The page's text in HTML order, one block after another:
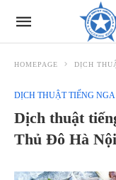
HOMEPAGE DỊCH
DỊCH THUẬT TIẾNG NGA
Dịch thuật
Thủ Đô Hà Nội